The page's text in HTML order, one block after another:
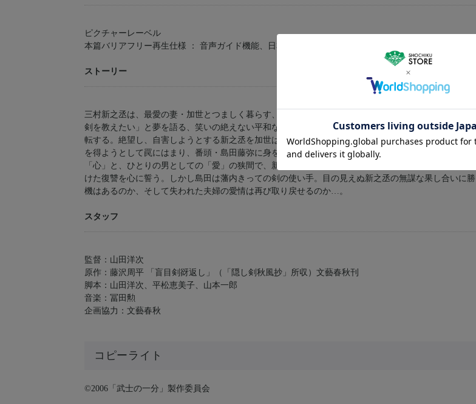
ピクチャーレーベル
本篇バリアフリー再生仕様 ： 音声ガイド機能、日本語・英語字幕を収録
ストーリー
三村新之丞は、最愛の妻・加世とつましく暮らす、海坂藩の下級武士。「早めに隠居して、子供がたに
剣を教えたい」と夢を語る、笑いの絶えない平和な日々は、藩主の毒見役をつとめて失明した日から暗
転する。絶望し、自害しようとする新之丞を加世は必死に思い留まらせるが、愛する夫のため、口添え
を得ようとして罠にはまり、番頭・島田藤弥に身を捧げてしまう。義を重んじ、卑怯を憎む侍としての
「心」と、ひとりの男としての「愛」の狭間で、新之丞の怒りは激しく燃え上がり、己の「一分」をか
けた復讐を心に誓う。しかし島田は藩内きっての剣の使い手。目の見えぬ新之丞の無謀な果し合いに勝
機はあるのか、そして失われた夫婦の愛情は再び取り戻せるのか…。
スタッフ
監督：山田洋次
原作：藤沢周平 「盲目剣谺返し」（「隠し剣秋風抄」所収）文藝春秋刊
脚本：山田洋次、平松恵美子、山本一郎
音楽：冨田勲
企画協力：文藝春秋
コピーライト
©2006「武士の一分」製作委員会